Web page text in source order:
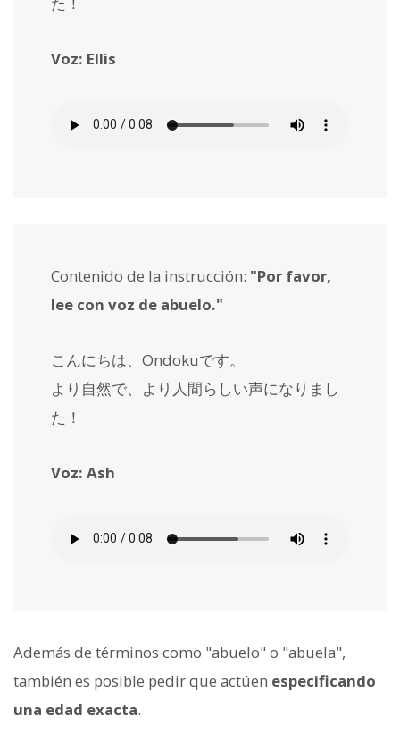
Voz: Ellis
Contenido de la instrucción: "Por favor,
lee con voz de abuelo."
こんにちは、Ondokuです。
より自然で、より人間らしい声になりまし
た！
Voz: Ash
Además de términos como "abuelo" o "abuela",
también es posible pedir que actúen especificando
una edad exacta.